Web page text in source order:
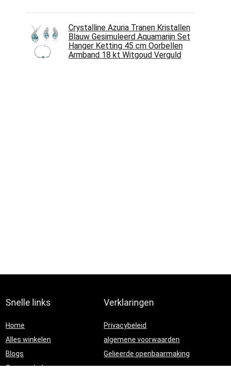
Crystalline Azuria Tranen Kristallen
Blauw Gesimuleerd Aquamarijn Set
Hanger Ketting 45 cm Oorbellen
Armband 18 kt Witgoud Verguld
Snelle links
Home
Alles winkelen
Blogs
Onze webshops
Verklaringen
Privacybeleid
algemene voorwaarden
Gelieerde openbaarmaking